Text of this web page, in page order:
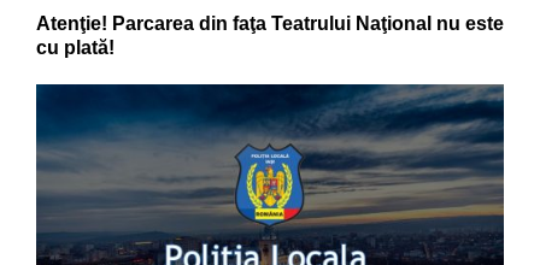
Atenţie! Parcarea din faţa Teatrului Naţional nu este
cu plată!